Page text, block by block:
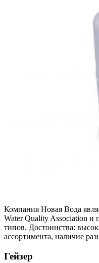
Компания Новая Вода
Water Quality Association и
типов. Достоинства:
ассортимента, наличие
Гейзер